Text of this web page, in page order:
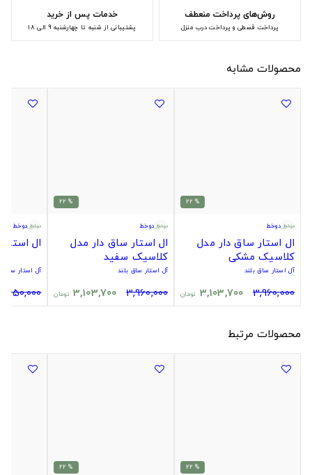
روش‌های پرداخت منعطف
پرداخت قسطی و پرداخت درب منزل
خدمات پس از خرید
پشتیبانی از شنبه تا چهارشنبه 9 الی 18
محصولات مشابه
% 22
دوخط
ال استار ساق دار مدل
کلاسیک مشکی
آل استار ساق بلند
3,960,000
3,103,700 تومان
% 22
دوخط
ال استار ساق دار مدل
کلاسیک سفید
آل استار ساق بلند
3,960,000
3,103,700 تومان
دوخط
ال
آل استار ساق
محصولات مرتبط
% 22
% 22